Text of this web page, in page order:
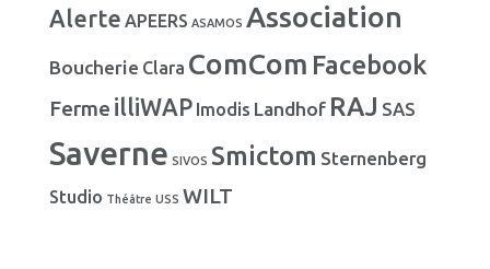
r
e
Alerte APEERS ASAMOS Association
Boucherie Clara ComCom Facebook
Ferme illiWAP Imodis Landhof RAJ SAS
Saverne SIVOS Smictom Sternenberg
Studio Théâtre USS WILT